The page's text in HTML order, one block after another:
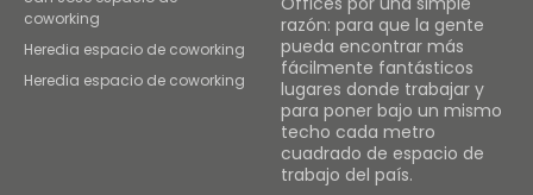
coworking
Heredia espacio de coworking
Heredia espacio de coworking
razón: para que la gente
pueda encontrar más
fácilmente fantásticos
lugares donde trabajar y
para poner bajo un mismo
techo cada metro
cuadrado de espacio de
trabajo del país.